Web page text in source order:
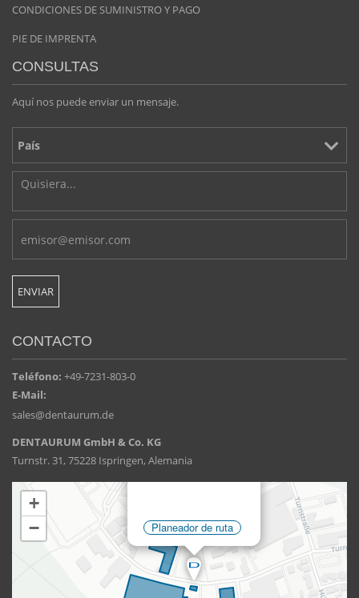
CONDICIONES DE SUMINISTRO Y PAGO
PIE DE IMPRENTA
CONSULTAS
Aquí nos puede enviar un mensaje.
CONTACTO
Teléfono: +49-7231-803-0
E-Mail:
sales@dentaurum.de
DENTAURUM GmbH & Co. KG
Turnstr. 31, 75228 Ispringen, Alemania